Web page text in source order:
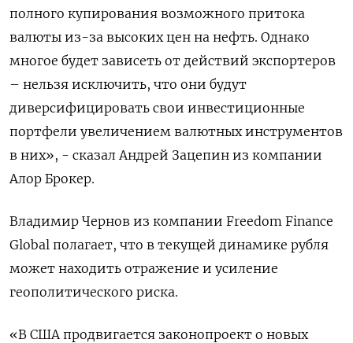
полного купирования возможного притока
валюты из-за высоких цен на нефть. Однако
многое будет зависеть от действий экспортеров
– нельзя исключить, что они будут
диверсифицировать свои инвестиционные
портфели увеличением валютных инструментов
в них», - сказал Андрей Зацепин из компании
Алор Брокер.
Владимир Чернов из компании Freedom Finance
Global полагает, что в текущей динамике рубля
может находить отражение и усиление
геополитического риска.
«В США продвигается законопроект о новых